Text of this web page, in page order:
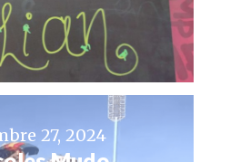
27, 2024